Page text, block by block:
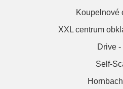
Koupelnové
XXL centrum
Drive -
Self-